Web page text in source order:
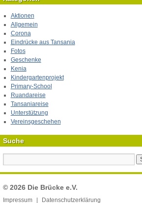
Aktionen
Allgemein
Corona
Eindrücke aus Tansania
Fotos
Geschenke
Kenia
Kindergartenprojekt
Primary-School
Ruandareise
Tansaniareise
Unterstützung
Vereinsgeschehen
Suche
© 2026 Die Brücke e.V.
Impressum Datenschutzerklärung